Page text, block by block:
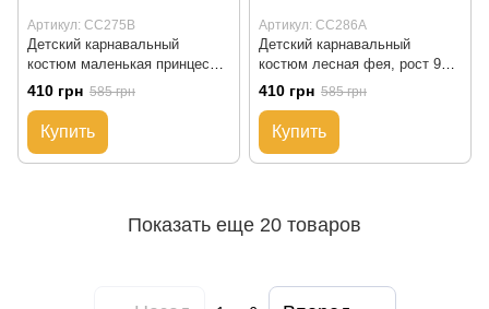
Артикул: CC275B
Детский карнавальный
костюм маленькая принцесса,
рост 110-120 см, розовый,
вискоза, полиэстер (CC275B)
410 грн 585 грн
Купить
Артикул: CC286A
Детский карнавальный
костюм лесная фея, рост 92-
104 см, белый, вискоза,
полиэстер (CC286A)
410 грн 585 грн
Купить
Показать еще 20 товаров